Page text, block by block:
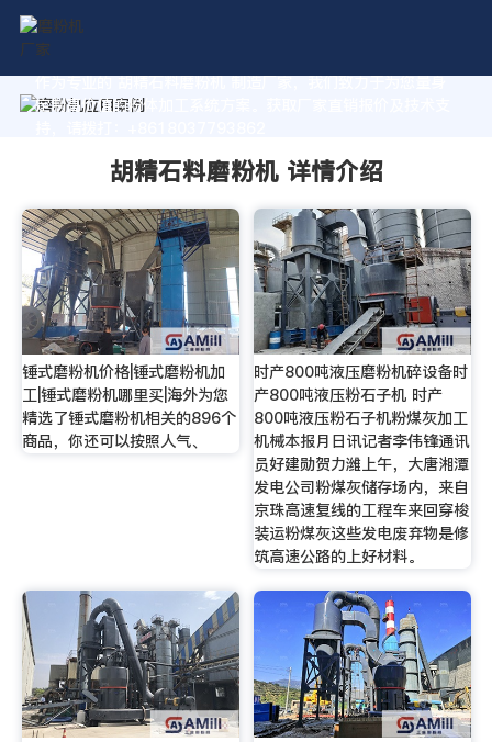
作为专业的 胡精石料磨粉机 制造厂家，我们致力于为您量身
定制高价值的粉体加工系统方案。获取厂家直销报价及技术支
胡精石料磨粉机 详情介绍
锤式磨粉机价格|锤式磨粉机加
工|锤式磨粉机哪里买|海外为您
精选了锤式磨粉机相关的896个
商品，你还可以按照人气、
时产800吨液压磨粉机碎设备时
产800吨液压粉石子机 时产
800吨液压粉石子机粉煤灰加工
机械本报月日讯记者李伟锋通讯
员好建勋贺力潍上午，大唐湘潭
发电公司粉煤灰储存场内，来自
京珠高速复线的工程车来回穿梭
装运粉煤灰这些发电废弃物是修
筑高速公路的上好材料。